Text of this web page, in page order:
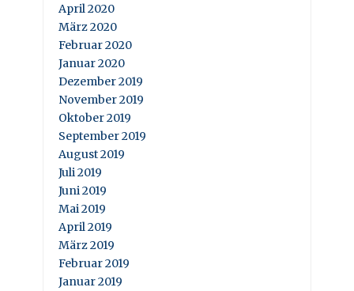
April 2020
März 2020
Februar 2020
Januar 2020
Dezember 2019
November 2019
Oktober 2019
September 2019
August 2019
Juli 2019
Juni 2019
Mai 2019
April 2019
März 2019
Februar 2019
Januar 2019